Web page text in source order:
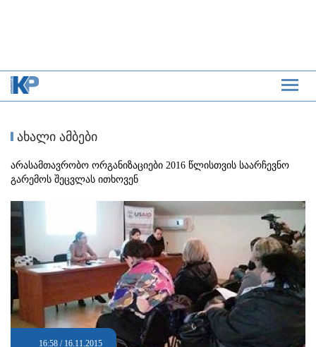
ახალი ამბები
არასამთავრობო ორგანიზაციები 2016 წლისთვის საარჩევნო
გარემოს შეცვლას ითხოვენ
16:58 / 16.11.2015